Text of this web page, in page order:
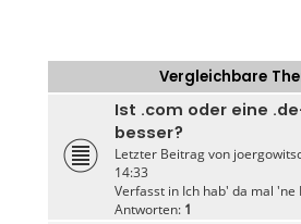
Vergleichbare
Ist .com oder eine
besser?
Letzter Beitrag von
14:33
Verfasst in Ich hab' da mal 'ne
Antworten: 1